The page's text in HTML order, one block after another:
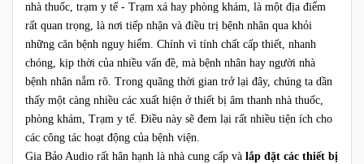
nhà thuốc, trạm y tế - Trạm xá hay phòng khám, là một địa điểm
rất quan trọng, là nơi tiếp nhận và điều trị bệnh nhân qua khỏi
những căn bệnh nguy hiểm. Chính vì tính chất cấp thiết, nhanh
chóng, kịp thời của nhiều vấn đề, mà bệnh nhân hay người nhà
bệnh nhân nắm rõ. Trong quãng thời gian trở lại đây, chúng ta dần
thấy một càng nhiều các xuất hiện ở thiết bị âm thanh nhà thuốc,
phòng khám, Trạm y tế. Điều này sẽ đem lại rất nhiều tiện ích cho
các công tác hoạt động của bệnh viện.
Gia Bảo Audio rất hân hạnh là nhà cung cấp và lắp đặt các thiết bị